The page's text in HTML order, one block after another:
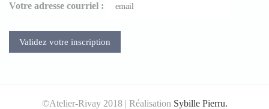
Votre adresse courriel :
©Atelier-Rivay 2018 | Réalisation Sybille Pierru.